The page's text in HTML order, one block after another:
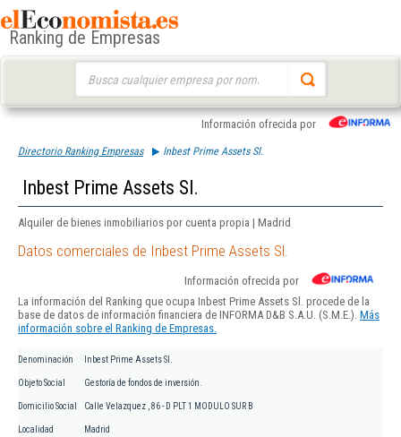
Ranking de Empresas
Información ofrecida por
Directorio Ranking Empresas Inbest Prime Assets Sl.
Inbest Prime Assets Sl.
Alquiler de bienes inmobiliarios por cuenta propia | Madrid
Datos comerciales de Inbest Prime Assets Sl.
Información ofrecida por
La información del Ranking que ocupa Inbest Prime Assets Sl. procede de la
base de datos de información financiera de INFORMA D&B S.A.U. (S.M.E.). Más
información sobre el Ranking de Empresas.
Denominación Inbest Prime Assets Sl.
Objeto Social Gestoría de fondos de inversión.
Domicilio Social Calle Velazquez , 86 - D PLT 1 MODULO SUR B
Localidad Madrid